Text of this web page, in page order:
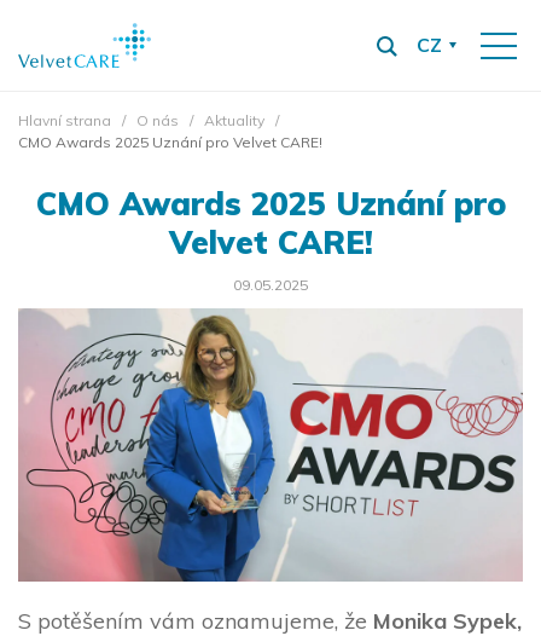
CZ
Hlavní strana O nás
Aktuality
CMO Awards 2025 Uznání pro Velvet CARE!
CMO Awards 2025 Uznání pro
Velvet CARE!
09.05.2025
S potěšením vám oznamujeme, že Monika Sypek,